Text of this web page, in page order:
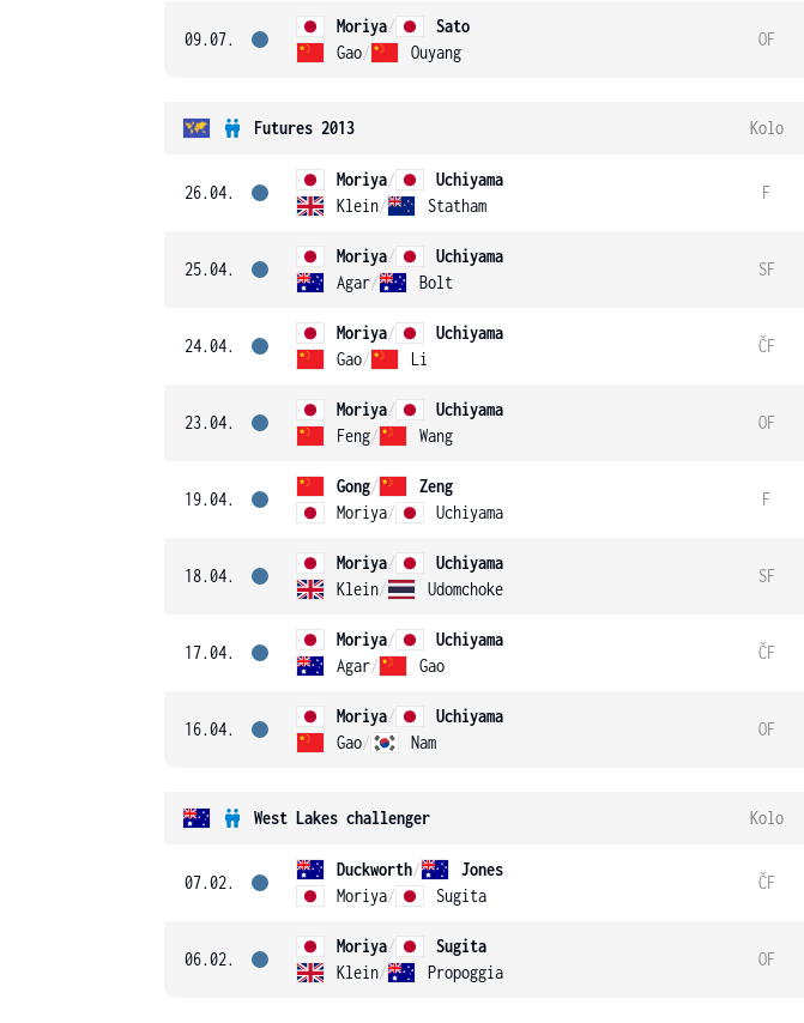
09.07.
Moriya/
Sato
Gao/ Ouyang
OF
Futures 2013 Kolo
26.04.
Moriya/
Uchiyama
Klein/ Statham
F
25.04.
Moriya/
Uchiyama
Agar/ Bolt
SF
24.04.
Moriya/
Uchiyama
Gao/ Li
ČF
23.04.
Moriya/
Uchiyama
Feng/ Wang
OF
19.04.
Gong/
Zeng
Moriya/ Uchiyama
F
18.04.
Moriya/
Uchiyama
Klein/ Udomchoke
SF
17.04.
Moriya/
Uchiyama
Agar/ Gao
ČF
16.04.
Moriya/
Uchiyama
Gao/ Nam
OF
West Lakes challenger Kolo
07.02.
Duckworth/
Jones
Moriya/ Sugita
ČF
06.02.
Moriya/
Sugita
Klein/ Propoggia
OF